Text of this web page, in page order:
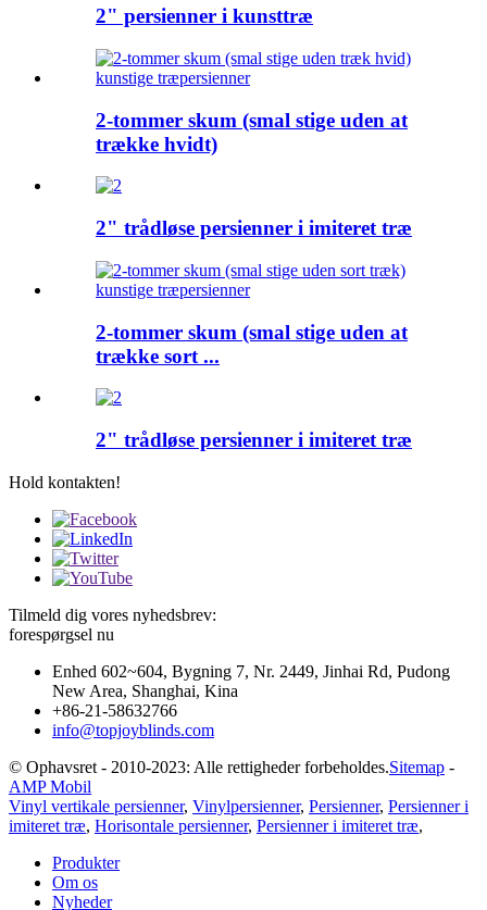
2" persienner i kunsttræ
2-tommer skum (smal stige uden at
trække hvidt)
2" trådløse persienner i imiteret træ
2-tommer skum (smal stige uden at
trække sort ...
2" trådløse persienner i imiteret træ
Hold kontakten!
Tilmeld dig vores nyhedsbrev:
forespørgsel nu
Enhed 602~604, Bygning 7, Nr. 2449, Jinhai Rd, Pudong
New Area, Shanghai, Kina
+86-21-58632766
info@topjoyblinds.com
© Ophavsret - 2010-2023: Alle rettigheder forbeholdes.Sitemap -
AMP Mobil
Vinyl vertikale persienner, Vinylpersienner, Persienner, Persienner i
imiteret træ, Horisontale persienner, Persienner i imiteret træ,
Produkter
Om os
Nyheder